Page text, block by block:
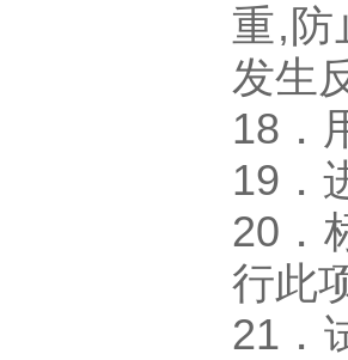
重,防
发生
18．
19．
20．
行此
21．